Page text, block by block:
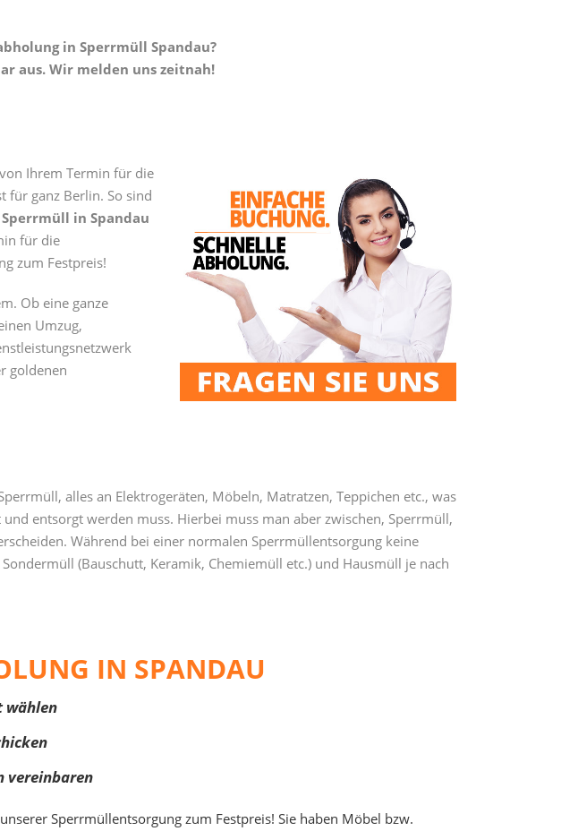
in Sperrmüll Spandau?
aus. Wir melden uns zeitnah!
Ihrem Termin für die
für ganz Berlin. So sind
Sperrmüll in Spandau
für die
zum Festpreis!
Ob eine ganze
Umzug,
goldenen
alles an Elektrogeräten, Möbeln, Matratzen, Teppichen etc., was
entsorgt werden muss. Hierbei muss man aber zwischen, Sperrmüll,
Während bei einer normalen Sperrmüllentsorgung keine
(Bauschutt, Keramik, Chemiemüll etc.) und Hausmüll je nach
IN SPANDAU
wählen
vereinbaren
Sperrmüllentsorgung zum Festpreis! Sie haben Möbel bzw.